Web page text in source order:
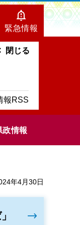
緊急情報
報RSS
閉じる
政情報
年4月30日